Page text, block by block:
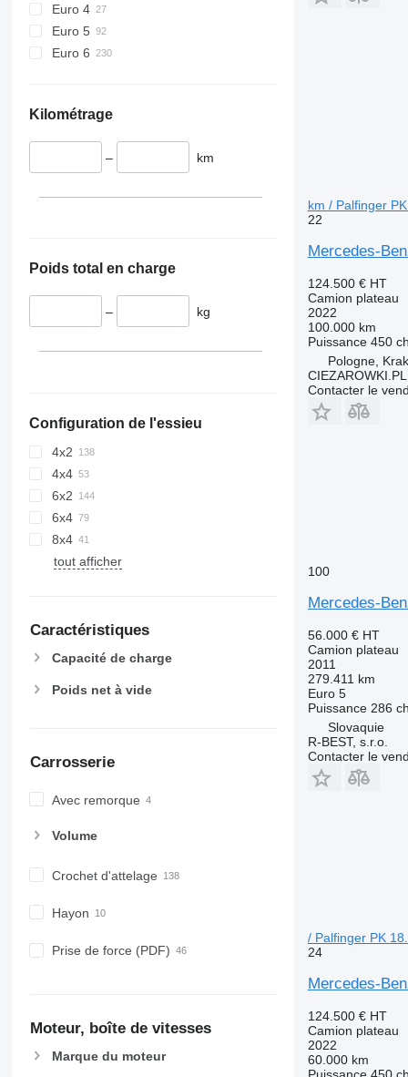
Euro 4
Euro 5
Euro 6
Kilométrage
– km
Poids total en charge
– kg
Configuration de l'essieu
4x2
4x4
6x2
6x4
8x4
tout afficher
Caractéristiques
Capacité de charge
Poids net à vide
Carrosserie
Avec remorque
Volume
Crochet d'attelage
Hayon
Prise de force (PDF)
Moteur, boîte de vitesses
Marque du moteur
km / Palfinger
22
Mercedes-
124.500 € HT
Camion plateau
2022
100.000 km
Puissance 450
Pologne,
CIEZAROWKI.PL
Contacter le
100
Mercedes-
56.000 € HT
Camion plateau
2011
279.411 km
Euro 5
Puissance 286
Slovaquie
R-BEST, s.r.o.
Contacter le
/ Palfinger PK
24
Mercedes-
124.500 € HT
Camion plateau
2022
60.000 km
Puissance 450